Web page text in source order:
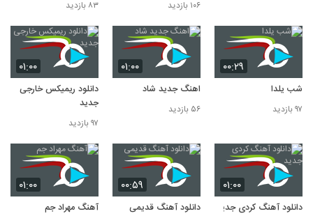
۱۰۶ بازدید ۸۳ بازدید
۰۰:۲۹
شب یلدا
۹۷ بازدید
۰۱:۰۰
اهنگ جدید شاد
۵۶ بازدید
۰۱:۰۰
دانلود ریمیکس خارجی
جدید
۹۷ بازدید
۰۱:۰۰
دانلود آهنگ کردی جدید
۰۰:۵۹
دانلود آهنگ قدیمی
۰۱:۰۰
آهنگ مهراد جم